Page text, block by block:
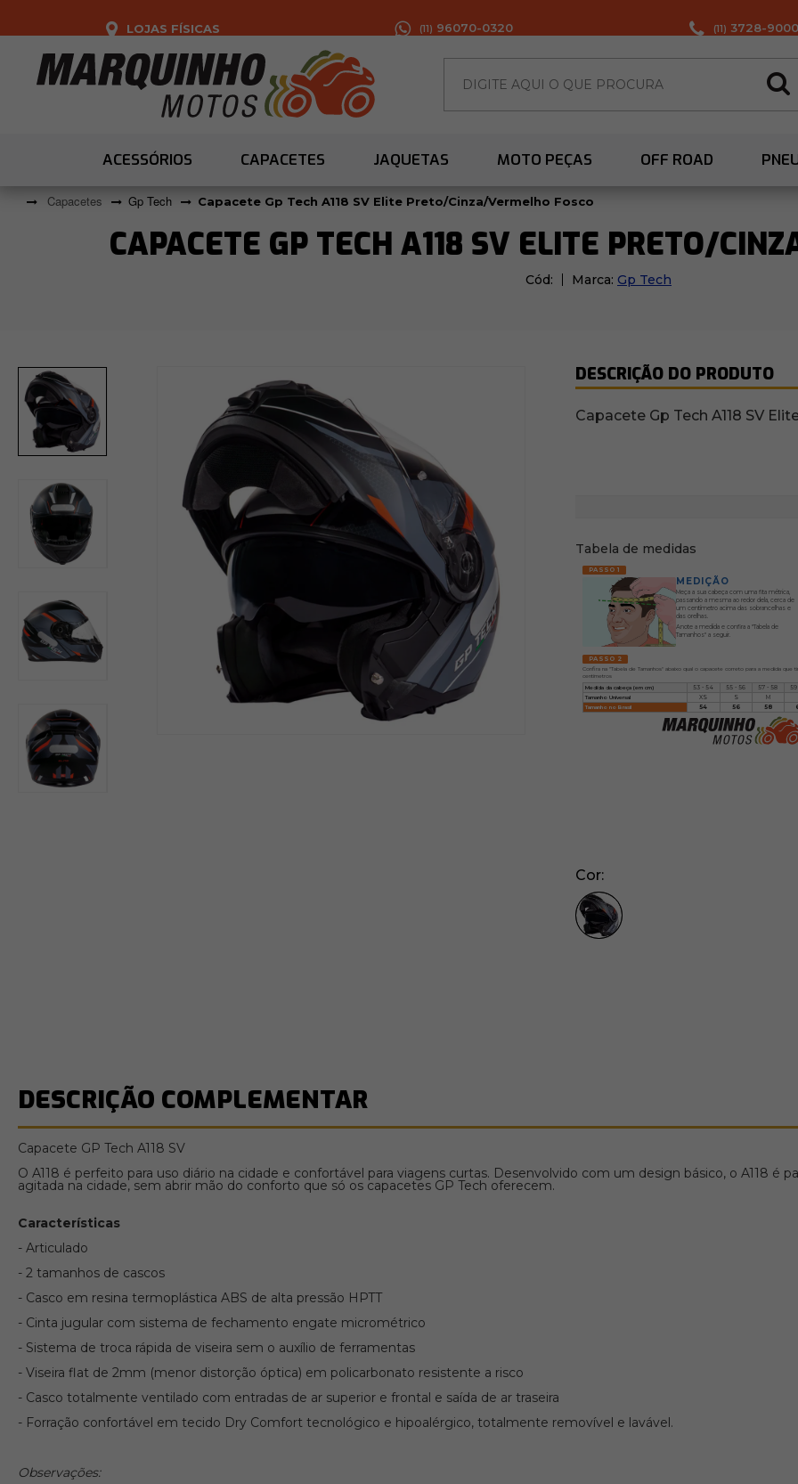
LOJAS FÍSICAS (11) 96070-0320 (11) 3728-9000
ACESSÓRIOS CAPACETES JAQUETAS MOTO PEÇAS OFF ROAD
Capacetes Gp Tech Capacete Gp Tech A118 SV Elite Preto/Cinza/Vermelho Fosco
CAPACETE GP TECH A118 SV ELITE PRETO/
Cód: Marca: Gp Tech
DESCRIÇÃO DO PRODUTO
Capacete Gp Tech A118 SV
Tabela de medidas
PASSO 1
MEDIÇÃO
Meça a sua cabeça com uma fita métrica,
passando a mesma ao redor dela, cerca de
um centímetro acima das sobrancelhas e
das orelhas.
Anote a medida e confira a "Tabela de
Tamanhos" a seguir.
PASSO 2
Confira na "Tabela de Tamanhos" abaixo qual o capacete correto para a medida que
centímetros
Medida da cabeça (em cm)
53 - 54 55 - 56 57 - 58
Tamanho Universal
XS S
M
Tamanho no Brasil
54 56 58
Cor
DESCRIÇÃO COMPLEMENTAR
Capacete GP Tech A118 SV
O A118 é perfeito para uso diário na cidade e confortável para viagens curtas. Desenvolvido com um design básico, o A118 é
agitada na cidade, sem abrir mão do conforto que só os capacetes GP Tech oferecem.
Características
- Articulado
- 2 tamanhos de cascos
- Casco em resina termoplástica ABS de alta pressão HPTT
- Cinta jugular com sistema de fechamento engate micrométrico
- Sistema de troca rápida de viseira sem o auxílio de ferramentas
- Viseira flat de 2mm (menor distorção óptica) em policarbonato resistente a risco
- Casco totalmente ventilado com entradas de ar superior e frontal e saída de ar traseira
- Forração confortável em tecido Dry Comfort tecnológico e hipoalérgico, totalmente removível e lavável.
Observações: